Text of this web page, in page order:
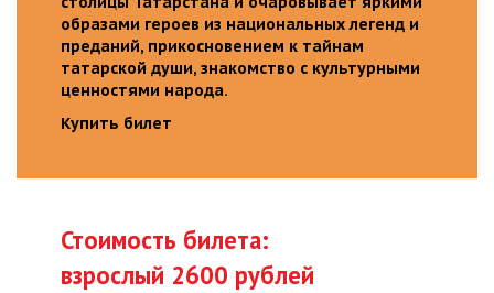
образами героев из национальных легенд и
преданий, прикосновением к тайнам
татарской души, знакомство с культурными
ценностями народа.
Купить билет
Стоимость билета:
взрослый 2600 рублей